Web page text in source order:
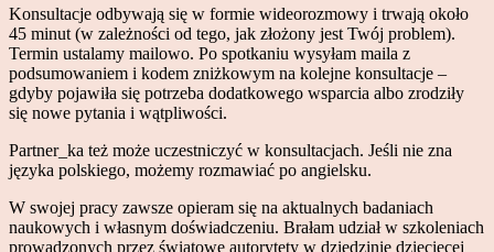
Konsultacje odbywają się w formie wideorozmowy i trwają około
45 minut (w zależności od tego, jak złożony jest Twój problem).
Termin ustalamy mailowo. Po spotkaniu wysyłam maila z
podsumowaniem i kodem zniżkowym na kolejne konsultacje –
gdyby pojawiła się potrzeba dodatkowego wsparcia albo zrodziły
się nowe pytania i wątpliwości.
Partner_ka też może uczestniczyć w konsultacjach. Jeśli nie zna
języka polskiego, możemy rozmawiać po angielsku.
W swojej pracy zawsze opieram się na aktualnych badaniach
naukowych i własnym doświadczeniu. Brałam udział w szkoleniach
prowadzonych przez światowe autorytety w dziedzinie dziecięcej